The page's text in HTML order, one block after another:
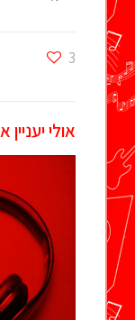
3
אולי יעניין